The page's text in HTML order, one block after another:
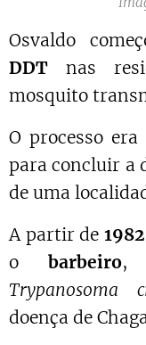
Osvaldo
DDT nas
mosquito
O processo
para concluir a
de uma
A partir de1982
o barbeiro,
Trypanosoma
doença de